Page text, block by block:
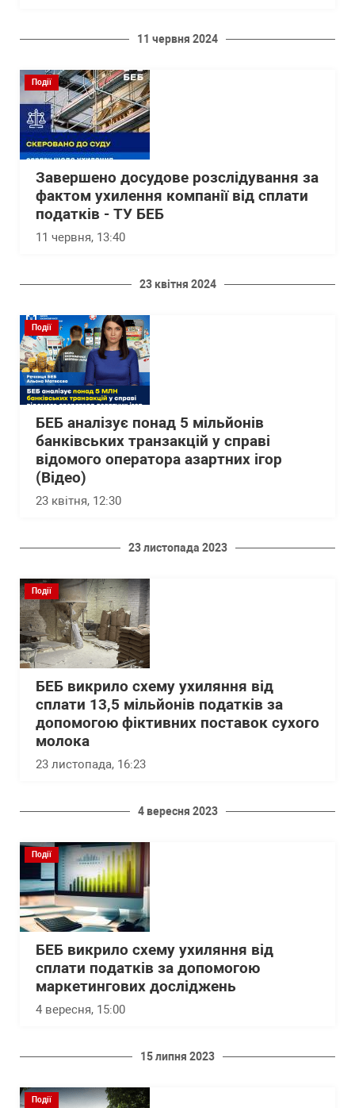
11 червня 2024
Події
Завершено досудове розслідування за
фактом ухилення компанії від сплати
податків - ТУ БЕБ
11 червня, 13:40
23 квітня 2024
Події
БЕБ аналізує понад 5 мільйонів
банківських транзакцій у справі
відомого оператора азартних ігор
(Відео)
23 квітня, 12:30
23 листопада 2023
Події
БЕБ викрило схему ухиляння від
сплати 13,5 мільйонів податків за
допомогою фіктивних поставок сухого
молока
23 листопада, 16:23
4 вересня 2023
Події
БЕБ викрило схему ухиляння від
сплати податків за допомогою
маркетингових досліджень
4 вересня, 15:00
15 липня 2023
Події